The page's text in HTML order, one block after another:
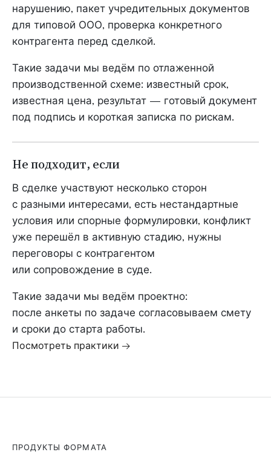
нарушению, пакет учредительных документов
для типовой ООО, проверка конкретного
контрагента перед сделкой.
Такие задачи мы ведём по отлаженной
производственной схеме: известный срок,
известная цена, результат — готовый документ
под подпись и короткая записка по рискам.
Не подходит, если
В сделке участвуют несколько сторон
с разными интересами, есть нестандартные
условия или спорные формулировки, конфликт
уже перешёл в активную стадию, нужны
переговоры с контрагентом
или сопровождение в суде.
Такие задачи мы ведём проектно:
после анкеты по задаче согласовываем смету
и сроки до старта работы.
Посмотреть практики →
ПРОДУКТЫ ФОРМАТА